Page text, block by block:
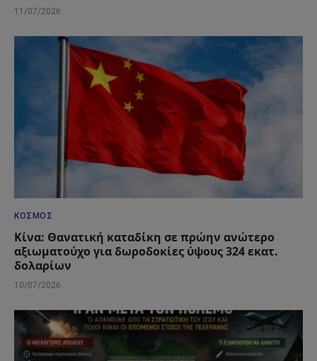
11/07/2026
ΚΌΣΜΟΣ
Κίνα: Θανατική καταδίκη σε πρώην ανώτερο
αξιωματούχο για δωροδοκίες ύψους 324 εκατ.
δολαρίων
10/07/2026